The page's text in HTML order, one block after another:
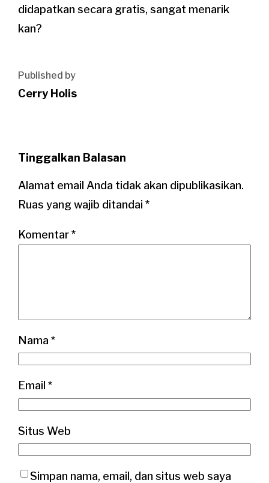
didapatkan secara gratis, sangat menarik
kan?
Published by
Cerry Holis
Tinggalkan Balasan
Alamat email Anda tidak akan dipublikasikan.
Ruas yang wajib ditandai*
Komentar*
Nama*
Email*
Situs Web
Simpan nama, email, dan situs web saya